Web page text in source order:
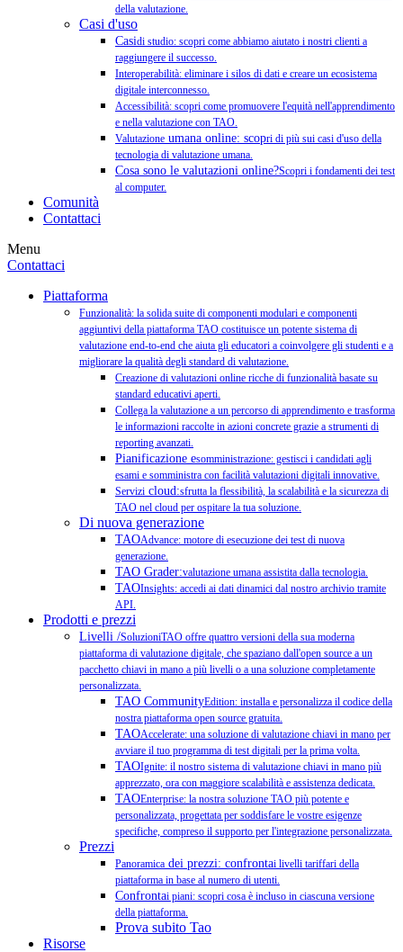
della valutazione.
Casi d'uso
Casidi studio: scopri come abbiamo aiutato i nostri clienti a
raggiungere il successo.
Interoperabilità: eliminare i silos di dati e creare un ecosistema
digitale interconnesso.
Accessibilità: scopri come promuovere l'equità nell'apprendimento
e nella valutazione con TAO.
Valutazione umana online: scopri di più sui casi d'uso della
tecnologia di valutazione umana.
Cosa sono le valutazioni online?Scopri i fondamenti dei test
al computer.
Comunità
Contattaci
Menu
Contattaci
Piattaforma
Funzionalità: la solida suite di componenti modulari e componenti
aggiuntivi della piattaforma TAO costituisce un potente sistema di
valutazione end-to-end che aiuta gli educatori a coinvolgere gli studenti e a
migliorare la qualità degli standard di valutazione.
Creazione di valutazioni online ricche di funzionalità basate su
standard educativi aperti.
Collega la valutazione a un percorso di apprendimento e trasforma
le informazioni raccolte in azioni concrete grazie a strumenti di
reporting avanzati.
Pianificazione esomministrazione: gestisci i candidati agli
esami e somministra con facilità valutazioni digitali innovative.
Servizi cloud:sfrutta la flessibilità, la scalabilità e la sicurezza di
TAO nel cloud per ospitare la tua soluzione.
Di nuova generazione
TAOAdvance: motore di esecuzione dei test di nuova
generazione.
TAO Grader:valutazione umana assistita dalla tecnologia.
TAOInsights: accedi ai dati dinamici dal nostro archivio tramite
API.
Prodotti e prezzi
Livelli /SoluzioniTAO offre quattro versioni della sua moderna
piattaforma di valutazione digitale, che spaziano dall'open source a un
pacchetto chiavi in mano a più livelli o a una soluzione completamente
personalizzata.
TAO CommunityEdition: installa e personalizza il codice della
nostra piattaforma open source gratuita.
TAOAccelerate: una soluzione di valutazione chiavi in mano per
avviare il tuo programma di test digitali per la prima volta.
TAOIgnite: il nostro sistema di valutazione chiavi in mano più
apprezzato, ora con maggiore scalabilità e assistenza dedicata.
TAOEnterprise: la nostra soluzione TAO più potente e
personalizzata, progettata per soddisfare le vostre esigenze
specifiche, compreso il supporto per l'integrazione personalizzata.
Prezzi
Panoramica dei prezzi: confrontai livelli tariffari della
piattaforma in base al numero di utenti.
Confrontai piani: scopri cosa è incluso in ciascuna versione
della piattaforma.
Prova subito Tao
Risorse